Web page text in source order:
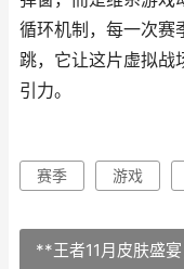
循环机制，每一次赛
跳，它让这片虚拟战
引力。
赛季 游戏
**王者11月皮肤盛